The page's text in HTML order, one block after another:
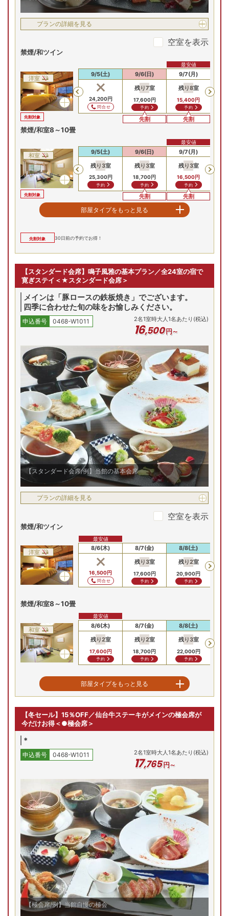
プランの詳細を見る
空室を表示
禁煙/和ツイン
洋室
先割対象
Previous
9/3(木) 9/4(金) 9/5(土)
24,200円
問合せ
9/6(日)
残り7室
17,600円
予約
先割
9/7(月)
残り8室
15,400円
予約
先割
最安値
禁煙/和室8～10畳
和室
先割対象
Previous
9/3(木) 9/4(金)
9/5(土)
残り3室
25,300円
予約
9/6(日)
残り3室
18,700円
予約
先割
9/7(月)
残り3室
16,500円
予約
先割
最安値
禁煙/角部屋確約特別和室
和室
先割対象
19,800円
先割
17,600円
先割
禁煙/温泉風呂付和洋室
和洋室
先割対象
Previous
9/4(金) 9/5(土)
9/6(日)
残り2室
28,600円
残り2 室
29,700
先割
部屋タイプをもっと見る
先割対象 30日前の予約でお得！
【スタンダード会席】鳴子風雅の基本プラン／全24室の宿で
寛ぎステイ＜★スタンダード会席＞
メインは「豚ロースの鉄板焼き」でございます。
四季に合わせた旬の味をお愉しみください。
申込番号 0468-W1011 2名1室時大人1名あたり(税込)
16,500円～
【スタンダード会席/例】当館の基本会席
プランの詳細を見る
空室を表示
禁煙/和ツイン
洋室
8/6(木)
16,500円
問合せ
最安値
8/7(金)
残り3室
17,600円
予約
8/8(土)
残り2室
20,900円
予約
禁煙/和室8～10畳
和室
8/6(木)
残り2室
17,600円
予約
最安値
8/7(金)
残り2室
18,700円
予約
8/8(土)
残り3室
22,000円
予約
禁煙/角部屋確約特別和室
和室
残り1室
残り1室
禁煙/温泉風呂付和洋室
8/6(木)
残り1室
26,400円
予約
8/7(金)
30,800円
問合せ
8/8(土)
残り
室
30,800
予約
部屋タイプをもっと見る
【冬セール】15％OFF／仙台牛ステーキがメインの極会席が
今だけお得＜●極会席＞
*
申込番号 0468-W1011 2名1室時大人1名あたり(税込)
17,765円～
【極会席/例】当館自慢の極会